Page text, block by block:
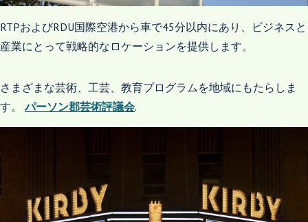
RTPおよびRDU国際空港から車で45分以内にあり、ビジネスと
産業にとって戦略的なロケーションを提供します。
さまざまな芸術、工芸、教育プログラムを地域にもたらしま
す。パーソン郡芸術評議会.